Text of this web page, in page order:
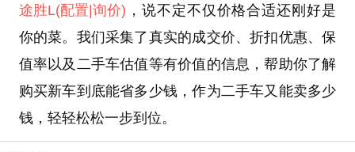
途胜L(配置|询价) ，说不定不仅价格合适还刚好是
你的菜。我们采集了真实的成交价、折扣优惠、保
值率以及二手车估值等有价值的信息，帮助你了解
购买新车到底能省多少钱，作为二手车又能卖多少
钱，轻轻松松一步到位。